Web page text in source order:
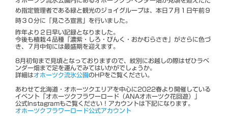
め指定管理者である緑と観光のジョイグループは、本日７月１日午前９
時３０分に「見ごろ宣言」を行いました。
昨年より２日早い記録となりました。
今後も植栽４品種「濃紫・しろ・ぴんく・おかむらさき」がさらに色づ
き、７月中旬には最盛期を迎えます。
8月初旬まで見頃となっておりますので、紋別にお越しの際はぜひラベ
ンダー畑まで足を運んでみてはいかがでしょうか。
詳細はオホーツク流氷公園のHPをご覧ください。
あわせて北海道・オホーツクエリアを中心に2022春より開催している
イベント「オホーツクフラワーロード（ANAオホーツク花回遊）」
公式Instagramもご覧ください！アカウントは下記になります。
オホーツクフラワーロード公式アカウント